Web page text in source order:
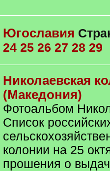
Югославия
24 25 26 27 28 29
Николаевская
(Македония)
Фотоальбом
Список
колонии на 25
прошения о